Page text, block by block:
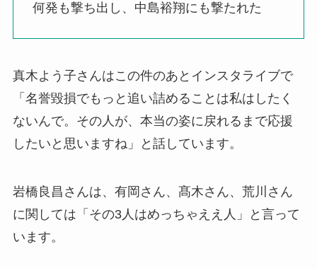
何発も撃ち出し、中島裕翔にも撃たれた
真木よう子さんはこの件のあとインスタライブで
「名誉毀損でもっと追い詰めることは私はしたく
ないんで。その人が、本当の姿に戻れるまで応援
したいと思いますね」と話しています。
岩橋良昌さんは、有岡さん、髙木さん、荒川さん
に関しては「その3人はめっちゃええ人」と言って
います。